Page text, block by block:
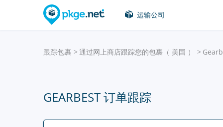
运输公司
跟踪包裹 通过网上商店跟踪您的包裹（ 美国 ）
GEARBEST 订单跟踪